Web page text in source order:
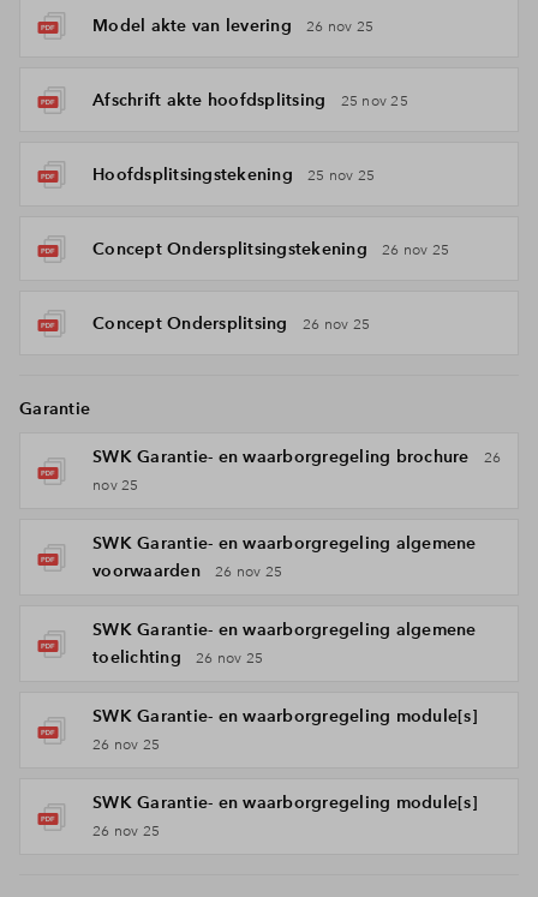
Model akte van levering 26 nov 25
Afschrift akte hoofdsplitsing 25 nov 25
Hoofdsplitsingstekening 25 nov 25
Concept Ondersplitsingstekening 26 nov 25
Concept Ondersplitsing 26 nov 25
Garantie
SWK Garantie- en waarborgregeling brochure
26
nov 25
SWK Garantie- en waarborgregeling algemene
voorwaarden
26 nov 25
SWK Garantie- en waarborgregeling algemene
toelichting
26 nov 25
SWK Garantie- en waarborgregeling module[s]
26 nov 25
SWK Garantie- en waarborgregeling module[s]
26 nov 25